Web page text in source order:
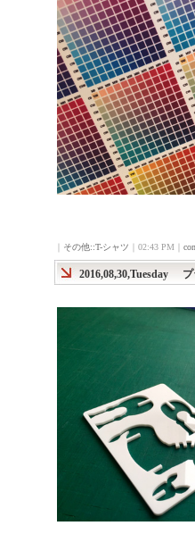
その他::T-シャツ ｜02:43 PM｜
2016,08,30,Tuesday